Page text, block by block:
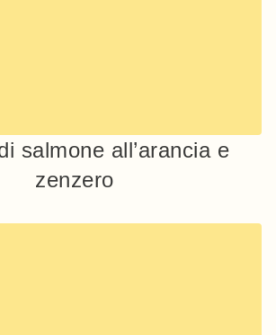
salmone all’arancia e
zenzero